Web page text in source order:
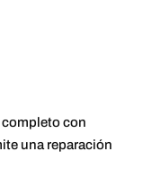
completo con
una reparación